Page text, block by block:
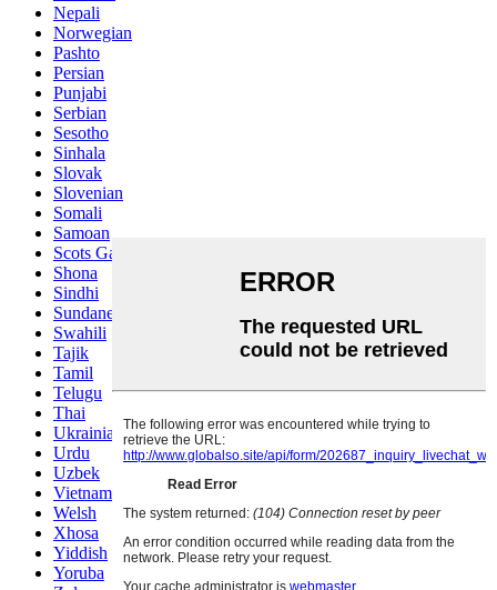
Nepali
Norwegian
Pashto
Persian
Punjabi
Serbian
Sesotho
Sinhala
Slovak
Slovenian
Somali
Samoan
Scots Gaelic
Shona
Sindhi
Sundanese
Swahili
Tajik
Tamil
Telugu
Thai
Ukrainian
Urdu
Uzbek
Vietnamese
Welsh
Xhosa
Yiddish
Yoruba